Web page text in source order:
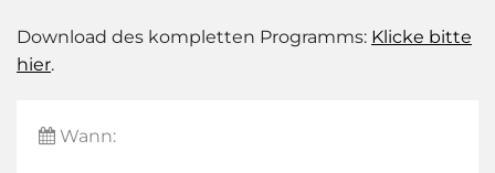
Download des kompletten Programms: Klicke bitte
hier.
Wann: